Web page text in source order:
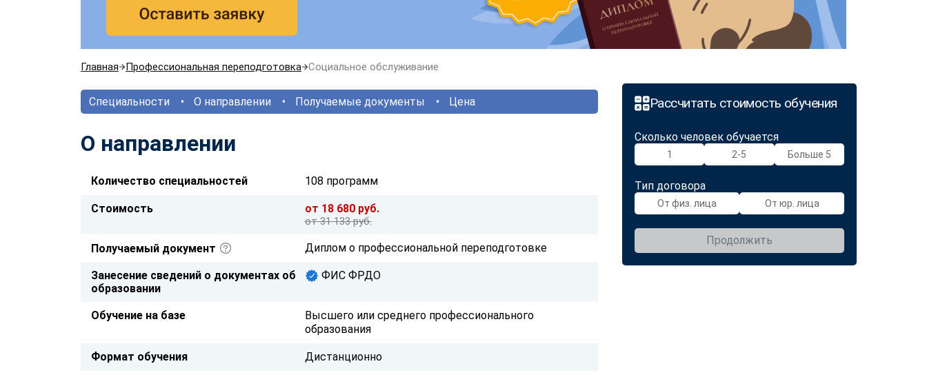
Главная Профессиональная переподготовка Социальное обслуживание
Рассчитать стоимость обучения
Сколько человек обучается
1 2-5 Больше 5
Тип договора
От физ. лица От юр. лица
Продолжить
Специальности О направлении Получаемые документы Цена
О направлении
Количество специальностей 108 программ
Стоимость от 18 680 руб.
от 31 133 руб.
Получаемый документ Диплом о профессиональной переподготовке
Занесение сведений о документах об
образовании
ФИС ФРДО
Обучение на базе
Высшего или среднего профессионального
образования
Формат обучения Дистанционно